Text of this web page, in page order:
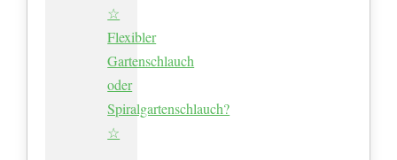
☆
Flexibler
Gartenschlauch
oder
Spiralgartenschlauch?
☆